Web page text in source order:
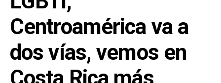
Centroamérica va a
dos vías, vemos en